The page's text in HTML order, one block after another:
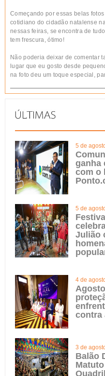
Começando por essas belas
cotidiano do cidadão natalense
nessas feiras, se encontra de
tem frescura, ótimo!
Não poderia deixar de comentar
lugar que eu gosto desde
na foto deu um toque especial,
5 de
ganha
com o
5 de
Julião
4 de
contra
3 de
Balão